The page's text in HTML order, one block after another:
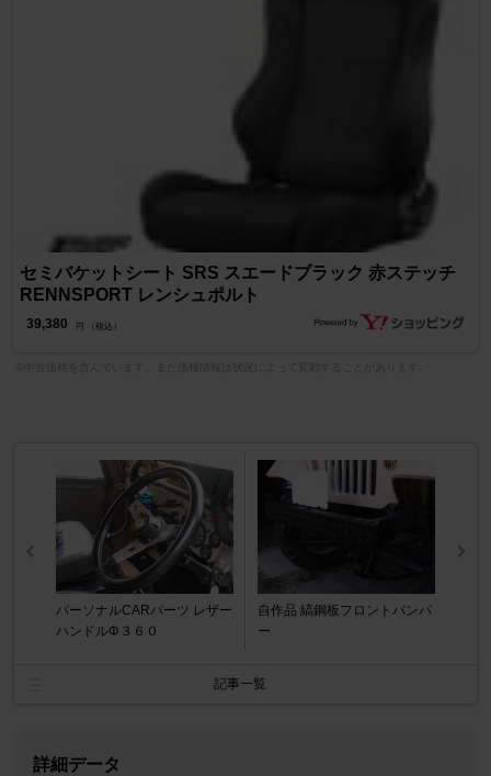
セミバケットシート SRS スエードブラック 赤ステッチ
RENNSPORT レンシュポルト
39,380 円 （税込）
パーソナルCARパーツ レザー
ハンドルΦ３６０
自作品 縞鋼板フロントバンパ
ー
記事一覧
詳細データ